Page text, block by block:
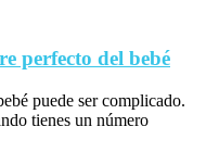
perfecto del bebé
puede ser complicado.
tienes un número